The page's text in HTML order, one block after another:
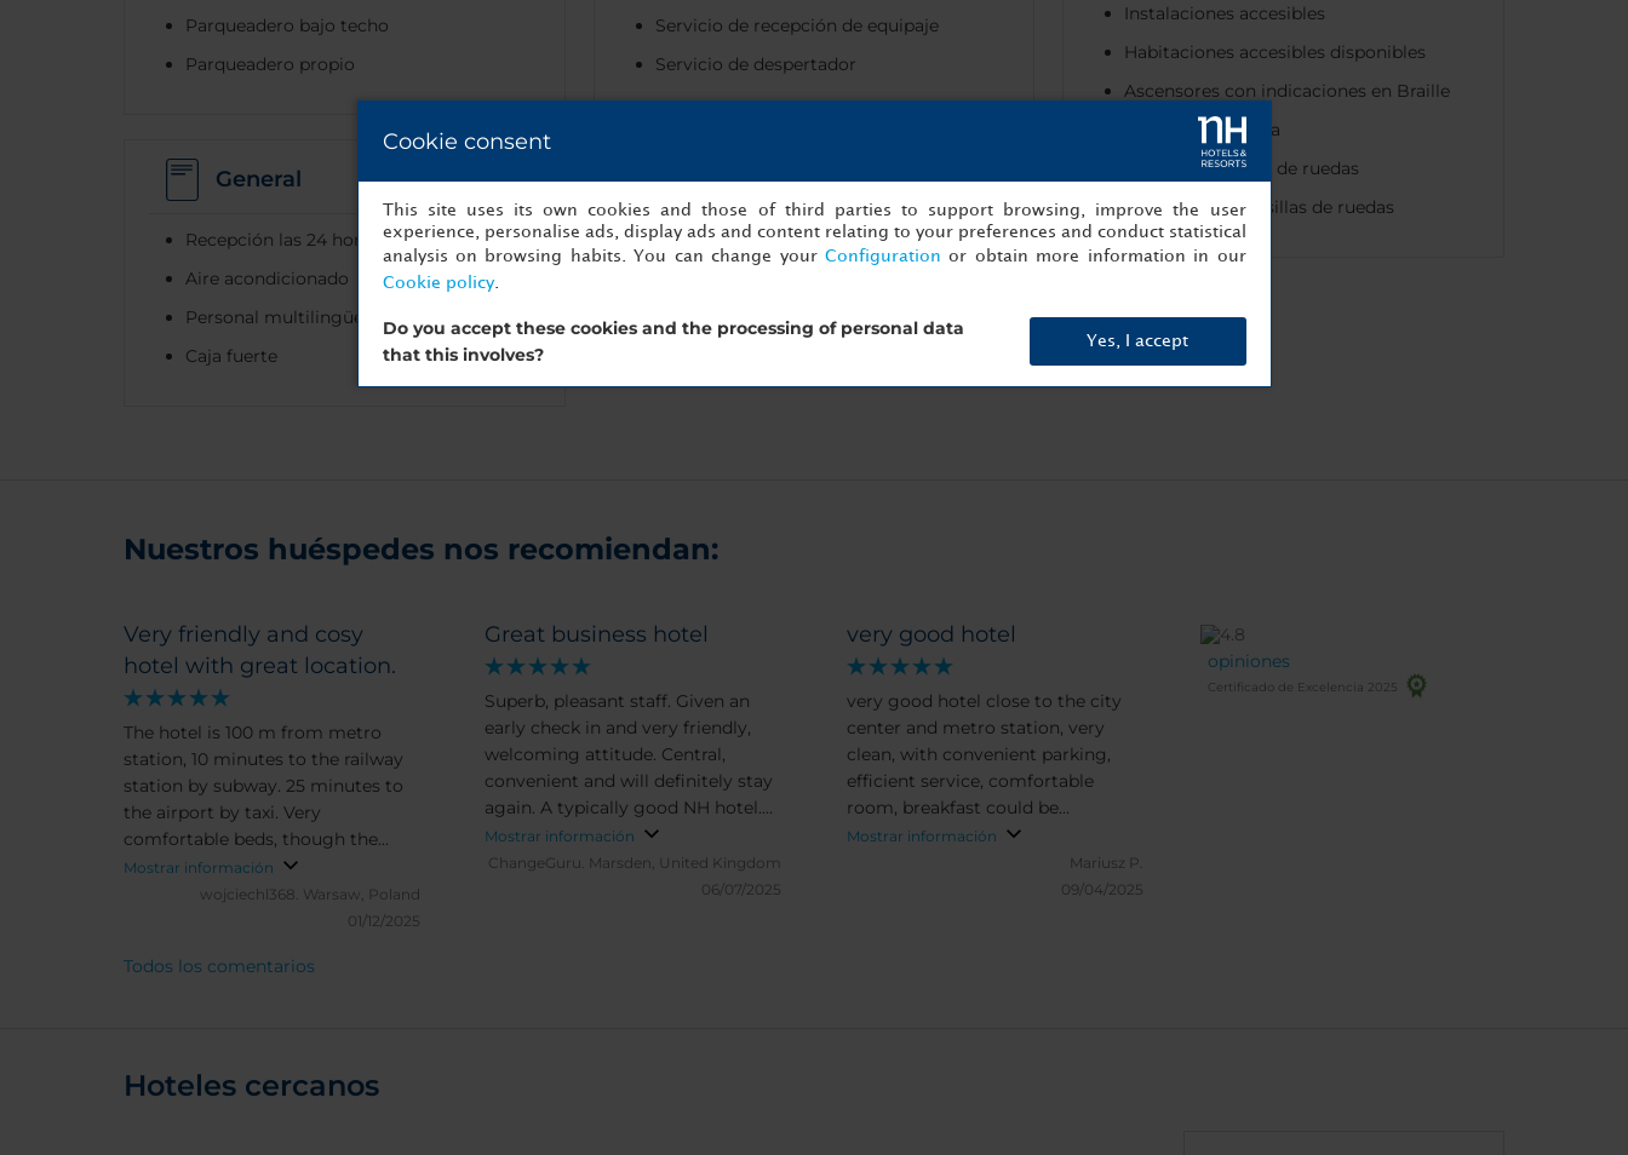
Parqueadero bajo techo
Parqueadero propio
Instalaciones accesibles
Habitaciones accesibles disponibles
Ascensores con indicaciones en Braille
Acceso con rampa
Acceso para sillas de ruedas
Ascensores para sillas de ruedas
Servicio de recepción de equipaje
Servicio de despertador
General
Recepción las 24 horas
Aire acondicionado
Personal multilingüe
Caja fuerte
Nuestros huéspedes nos recomiendan:
Very friendly and cosy
hotel with great location.
The hotel is 100 m from metro
station, 10 minutes to the railway
station by subway. 25 minutes to
the airport by taxi. Very
comfortable beds, though the
rooms are small. Extremely
friendly Staff. A nice breakfast
restaurant in front of the hotel.
Mostrar información
wojciechl368. Warsaw, Poland
01/12/2025
Great business hotel
Superb, pleasant staff. Given an
early check in and very friendly,
welcoming attitude. Central,
convenient and will definitely stay
again. A typically good NH hotel.
More expensive than the nearby
Premier Inn but guests there
complained of noise (trains in
Mostrar información
ChangeGuru. Marsden, United Kingdom
06/07/2025
very good hotel
very good hotel close to the city
center and metro station, very
clean, with convenient parking,
efficient service, comfortable
room, breakfast could be
improved
Mostrar información
Mariusz P.
09/04/2025
opiniones
Certificado de Excelencia 2025
Todos los comentarios
Hoteles cercanos
Cookie consent
This site uses its own cookies and those of third parties to support browsing, improve the user
experience, personalise ads, display ads and content relating to your preferences and conduct statistical
analysis on browsing habits. You can change your Configuration or obtain more information in our
Cookie policy.
Do you accept these cookies and the processing of personal data
that this involves?
Yes, I accept